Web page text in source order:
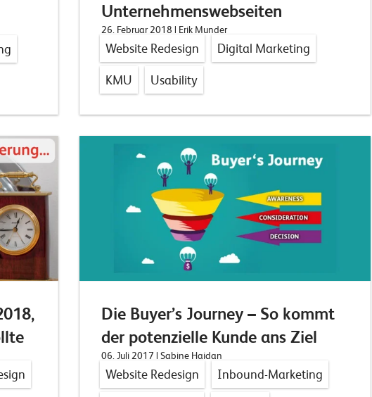
Unternehmenswebseiten
26. Februar 2018| Erik Munder
Website Redesign Digital Marketing
KMU Usability
Die Buyer’s Journey – So kommt
der potenzielle Kunde ans Ziel
06. Juli 2017| Sabine Haidan
Website Redesign Inbound-Marketing